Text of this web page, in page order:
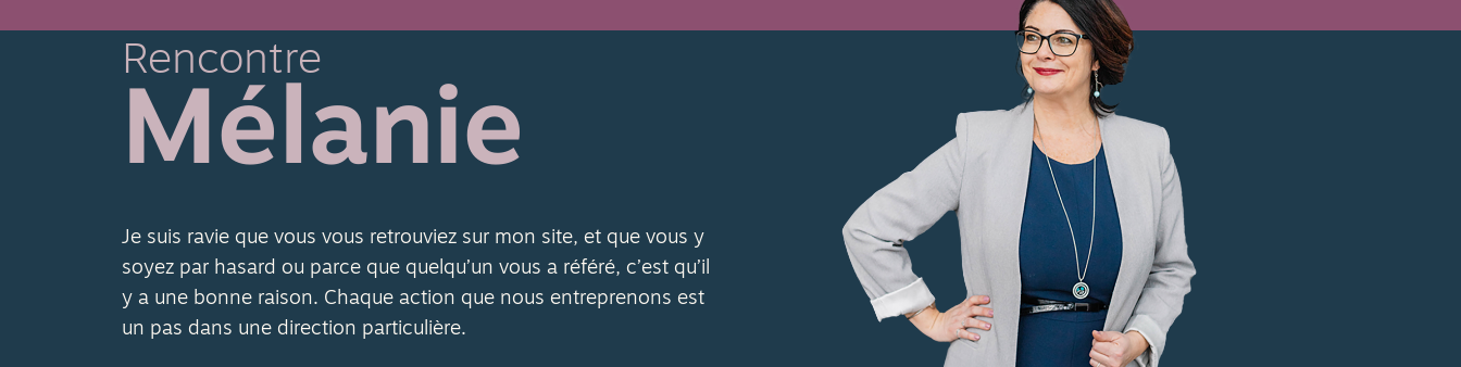
Rencontre
Mélanie
Je suis ravie que vous vous retrouviez sur mon site, et que vous y
soyez par hasard ou parce que quelqu’un vous a référé, c’est qu’il
y a une bonne raison. Chaque action que nous entreprenons est
un pas dans une direction particulière.